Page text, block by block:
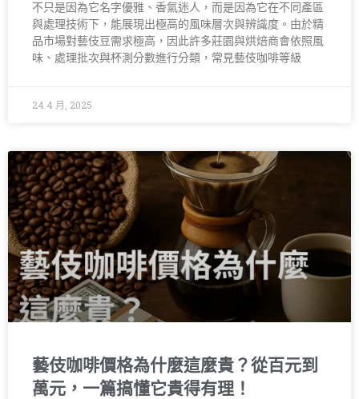
不只是因為它名字優雅、香氣迷人，而是因為它在不同產區
與處理技術下，能展現出極高的風味層次與辨識度。由於精
品市場對藝伎豆需求極高，因此許多莊園與烘焙商會依照風
味、處理批次與杯測分數進行分類，常見藝伎咖啡等級
24 4 月, 2025
藝伎咖啡價格為什麼這麼貴？從百元到
萬元，一篇搞懂它貴得有理！